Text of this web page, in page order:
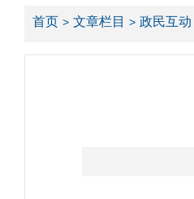
首页 文章栏目 政民互动